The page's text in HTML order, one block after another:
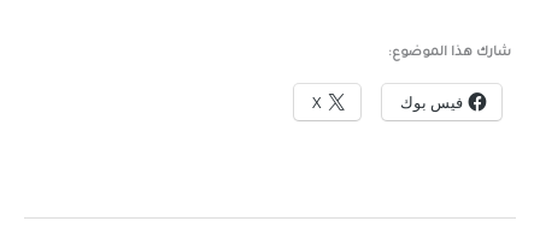
شارك هذا الموضوع:
فيس بوك X